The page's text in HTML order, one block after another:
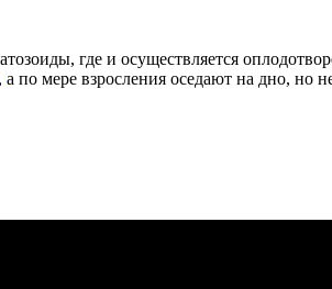
где и осуществляется
, а по мере взросления оседают на дно, но